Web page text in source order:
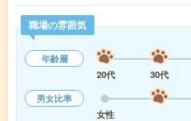
職場の雰囲気
年齢層
20代
30代
男女比率
女性